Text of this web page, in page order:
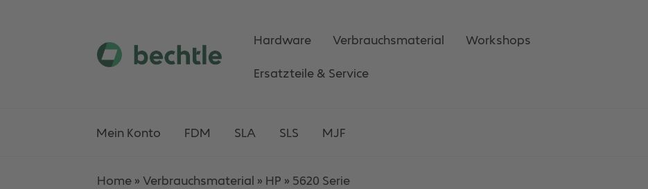
Skip
Skip
Hardware Verbrauchsmaterial Workshops
Ersatzteile & Service
Mein Konto FDM SLA SLS MJF
Home »Verbrauchsmaterial » HP » 5620 Serie